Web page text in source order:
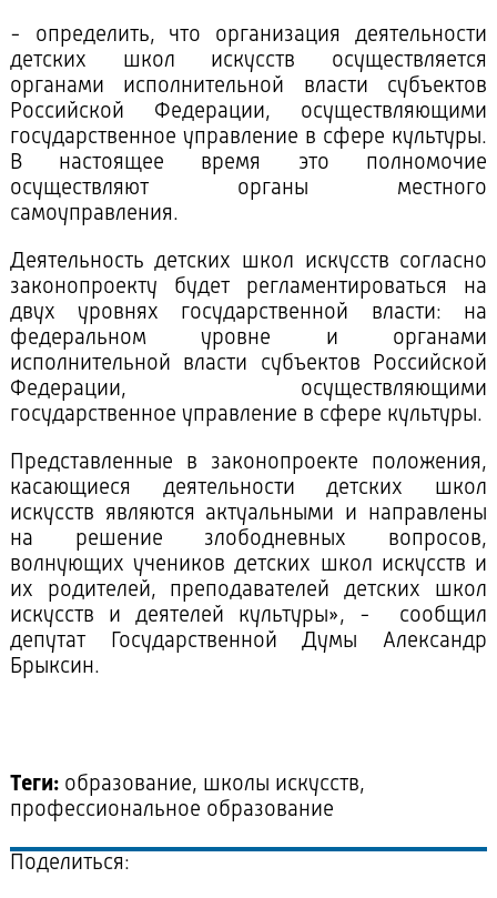
- определить, что организация деятельности
детских школ искусств осуществляется
органами исполнительной власти субъектов
Российской Федерации, осуществляющими
государственное управление в сфере культуры.
В настоящее время это полномочие
осуществляют органы местного
самоуправления.
Деятельность детских школ искусств согласно
законопроекту будет регламентироваться на
двух уровнях государственной власти: на
федеральном уровне и органами
исполнительной власти субъектов Российской
Федерации, осуществляющими
государственное управление в сфере культуры.
Представленные в законопроекте положения,
касающиеся деятельности детских школ
искусств являются актуальными и направлены
на решение злободневных вопросов,
волнующих учеников детских школ искусств и
их родителей, преподавателей детских школ
искусств и деятелей культуры», - сообщил
депутат Государственной Думы Александр
Брыксин.
Теги:образование, школы искусств,
профессиональное образование
Поделиться: